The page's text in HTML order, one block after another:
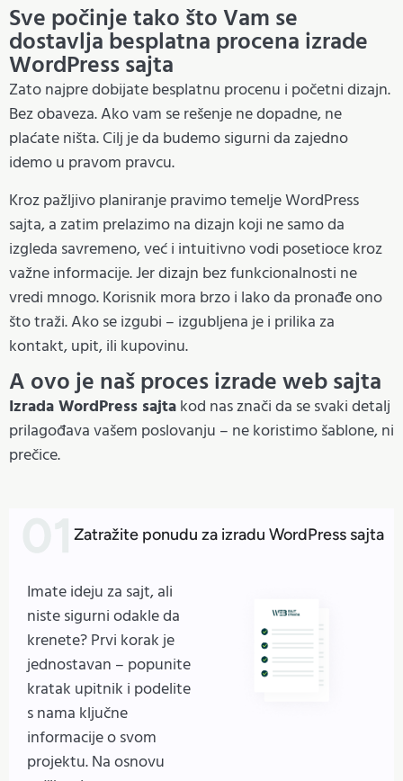
Sve počinje tako što Vam se
dostavlja besplatna procena izrade
WordPress sajta
Zato najpre dobijate besplatnu procenu i početni dizajn.
Bez obaveza. Ako vam se rešenje ne dopadne, ne
plaćate ništa. Cilj je da budemo sigurni da zajedno
idemo u pravom pravcu.
Kroz pažljivo planiranje pravimo temelje WordPress
sajta, a zatim prelazimo na dizajn koji ne samo da
izgleda savremeno, već i intuitivno vodi posetioce kroz
važne informacije. Jer dizajn bez funkcionalnosti ne
vredi mnogo. Korisnik mora brzo i lako da pronađe ono
što traži. Ako se izgubi – izgubljena je i prilika za
kontakt, upit, ili kupovinu.
A ovo je naš proces izrade web sajta
Izrada WordPress sajtakod nas znači da se svaki detalj
prilagođava vašem poslovanju – ne koristimo šablone, ni
prečice.
Zatražite ponudu za izradu WordPress sajta
Imate ideju za sajt, ali
niste sigurni odakle da
krenete? Prvi korak je
jednostavan – popunite
kratak upitnik i podelite
s nama ključne
informacije o svom
projektu. Na osnovu